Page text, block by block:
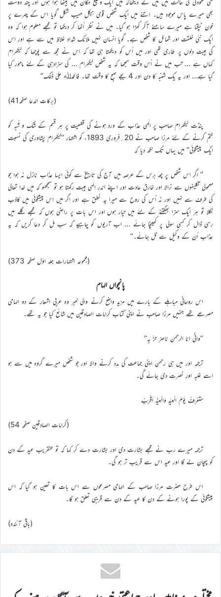
بھی میرے پاس موجود ہیں۔ اِتنے میں ایک شخص قوی ہیکل مہیب شکل گویا اس کے چہرے پر
خون ٹپکتا ہے میرے سامنے آکر کھڑا ہو گیا۔ میں نے نظر اُٹھا کر دیکھا تو مجھے معلوم ہوا کہ وہ
ایک نئی خلقت اور شمائل کا شخص ہے۔ گویا انسان نہیں ملائک شداد غلاظ میں سے ہے اور اس
کی ہیبت دِلوں پر طاری تھی اور میں اُس کو دیکھتا ہی تھا کہ اس نے مجھ سے پوچھا کہ لیکھرام
کہاں ہے … تب میں نے اُس وقت سمجھا کہ یہ شخص لیکھرام … کی سزادہی کے لئے مامور کیا
گیا ہے… اور یہ یک شنبہ کا دن اور 4 بجے صبح کا وقت تھا۔ فالحمدﷲ علیٰ ذٰلک‘‘
(برکات الدعا صفحہ41)
پنڈت لیکھرام صاحب پر الٰہی عذاب کے ورد ہونے کی قطعیت پر ہر قسم کے شک و شُبہ کو
ختم کرنے کے لئے مرزا صاحب نے 20؍فروری 1893ء کو اشتہار ’’لیکھرام پشاوری کی نسبت
ایک پیشگوئی‘‘ میں یہاں تک لکھ دیا کہ
’’ اگر اس شخص پر چھ برس کے عرصہ میں آج کی تاریخ سے کوئی ایسا عذاب نازل نہ ہوا جو
معمولی تکلیفوں سے نرالا اور خارق عادت اور اپنے اندر الٰہی ہیبت رکھتا ہو تو سمجھو کہ میں خدا تعالیٰ
کی طرف سے نہیں اور نہ اُس کی روح سے میرا یہ نطق ہے اور اگر میں اس پیشگوئی میں کاذب
نِکلا تو ہر ایک سزا بھگتنے کے لئے میں تیار ہوں اور اس بات پر راضی ہوں کہ مجھے گلے میں
رسی ڈال کر کسی سولی پر کھینچا جائے … اب آریوں کو چاہیے کہ سب مل کر دعا کریں کہ یہ
عذاب اُن کے وکیل سے ٹل جائے۔‘‘
(مجموعہ اشتہارات جلد اوّل صفحہ 373)
پانچواں الہام
اس روحانی مباہلے کے بارے میں مزید واضح کرنے والی خبر وہ عربی اشعار کے دو الہامی
مصرعے تھے جنہیں مرزا صاحب نے اپنی کتاب کرامات الصادقین میں شائع کیا جو یہ تھے۔
’’واِنّی انا الرحمن ناصِرُ حِزْ بِہٖ‘‘
ترجمہ اور میں ہی رحمن اپنی جماعت کی مدد کرنے والا اور جو شخص میرے گروہ میں سے ہو
اسے غلبہ اور نصرت دی جائے گی۔
سَتَعْرِفُ یَوْمَ الْعِیْدِ وَالْعِیْدُ اَقْرَبٗ
(کرامات الصادقین صفحہ 54)
ترجمہ میرے رب نے مجھے بشارت دی اور بشارت دے کر کہا کہ تو عنقریب عید کے دن
کو پہچان لے گا اور عید اس سے قریب تر ہو گی۔
اس طرح حضرت مرزا صاحب کے الہامی مصرعوں سے اس بات کا تعین ہو گیا کہ اس
پیشگوئی کے پورا ہونے کے دن کا عید کے دن سے قریبی تعلق ہو گا۔
(باقی آئندہ)